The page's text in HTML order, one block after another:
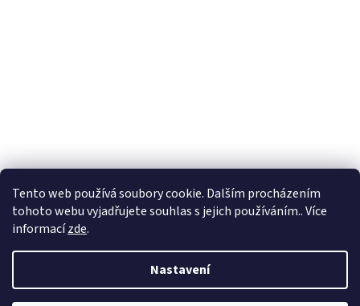
Tento web používá soubory cookie. Dalším procházením
tohoto webu vyjadřujete souhlas s jejich používáním.. Více
informacízde.
Nastavení
Vytvořil Shoptet